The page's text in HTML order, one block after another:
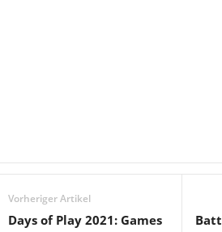
Vorheriger Artikel
Days of Play 2021: Games